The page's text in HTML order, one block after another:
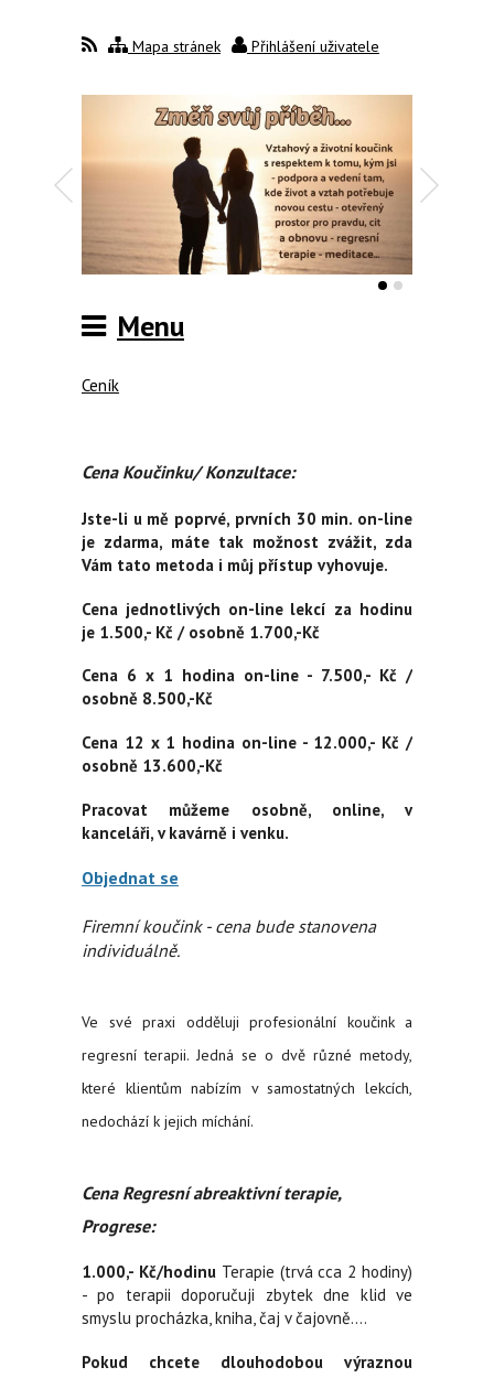
Mapa stránek Přihlášení uživatele
Menu
Ceník
Cena Koučinku/ Konzultace:
Jste-li u mě poprvé, prvních 30 min. on-line
je zdarma, máte tak možnost zvážit, zda
Vám tato metoda i můj přístup vyhovuje.
Cena jednotlivých on-line lekcí za hodinu
je 1.500,- Kč / osobně 1.700,-Kč
Cena 6 x 1 hodina on-line - 7.500,- Kč /
osobně 8.500,-Kč
Cena 12 x 1 hodina on-line - 12.000,- Kč /
osobně 13.600,-Kč
Pracovat můžeme osobně, online, v
kanceláři, v kavárně i venku.
Objednat se
Firemní koučink - cena bude stanovena
individuálně.
Ve své praxi odděluji profesionální koučink a
regresní terapii. Jedná se o dvě různé metody,
které klientům nabízím v samostatných lekcích,
nedochází k jejich míchání.
Cena Regresní abreaktivní terapie,
Progrese:
1.000,- Kč/hodinu Terapie (trvá cca 2 hodiny)
- po terapii doporučuji zbytek dne klid ve
smyslu procházka, kniha, čaj v čajovně....
Pokud chcete dlouhodobou výraznou